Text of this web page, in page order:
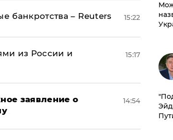
банкротства – Reuters 15:22
из России и
15:17
заявление о
14:54